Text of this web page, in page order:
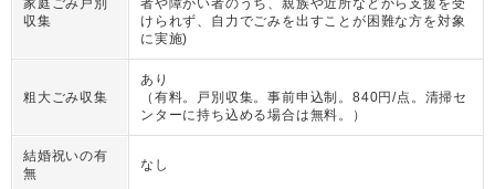
収集
けられず、自力でごみを出すことが困難な方を対象
に実施)
粗大ごみ収集
あり
（ 有料。戸別収集。事前申込制。840円/点。清掃セ
ンターに持ち込める場合は無料。
）
結婚祝いの有
無
なし